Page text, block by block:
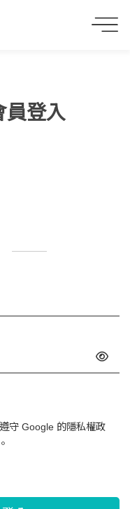
員登入
守 Google 的隱私權政
。